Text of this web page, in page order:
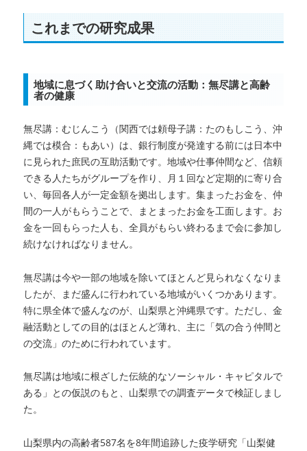
これまでの研究成果
地域に息づく助け合いと交流の活動：無尽講と高齢
者の健康
無尽講：むじんこう（関西では頼母子講：たのもしこう、沖
縄では模合：もあい）は、銀行制度が発達する前には日本中
に見られた庶民の互助活動です。地域や仕事仲間など、信頼
できる人たちがグループを作り、月１回など定期的に寄り合
い、毎回各人が一定金額を拠出します。集まったお金を、仲
間の一人がもらうことで、まとまったお金を工面します。お
金を一回もらった人も、全員がもらい終わるまで会に参加し
続けなければなりません。
無尽講は今や一部の地域を除いてほとんど見られなくなりま
したが、まだ盛んに行われている地域がいくつかあります。
特に県全体で盛んなのが、山梨県と沖縄県です。ただし、金
融活動としての目的はほとんど薄れ、主に「気の合う仲間と
の交流」のために行われています。
無尽講は地域に根ざした伝統的なソーシャル・キャピタルで
ある」との仮説のもと、山梨県での調査データで検証しまし
た。
山梨県内の高齢者587名を8年間追跡した疫学研究「山梨健